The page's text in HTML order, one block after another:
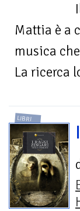
Mattia è a
musica
La ricerca
LIBRI